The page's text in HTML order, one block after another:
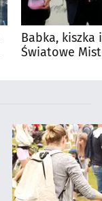
Babka, kiszka
Światowe